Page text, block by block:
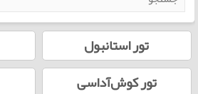
تور استانبول
تور کوش‌آداسی